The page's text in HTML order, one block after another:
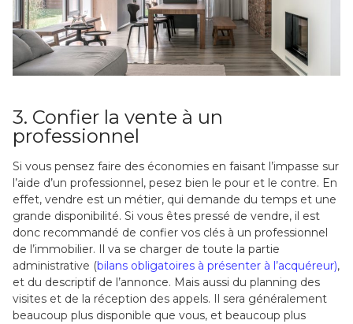
3. Confier la vente à un
professionnel
Si vous pensez faire des économies en faisant l’impasse sur
l’aide d’un professionnel, pesez bien le pour et le contre. En
effet, vendre est un métier, qui demande du temps et une
grande disponibilité. Si vous êtes pressé de vendre, il est
donc recommandé de confier vos clés à un professionnel
de l’immobilier. Il va se charger de toute la partie
administrative (bilans obligatoires à présenter à l’acquéreur),
et du descriptif de l’annonce. Mais aussi du planning des
visites et de la réception des appels. Il sera généralement
beaucoup plus disponible que vous, et beaucoup plus